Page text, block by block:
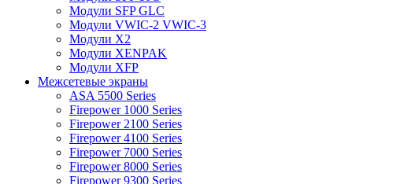
Модули SFP GLC
Модули VWIC-2 VWIC-3
Модули X2
Модули XENPAK
Модули XFP
Межсетевые экраны
ASA 5500 Series
Firepower 1000 Series
Firepower 2100 Series
Firepower 4100 Series
Firepower 7000 Series
Firepower 8000 Series
Firepower 9300 Series